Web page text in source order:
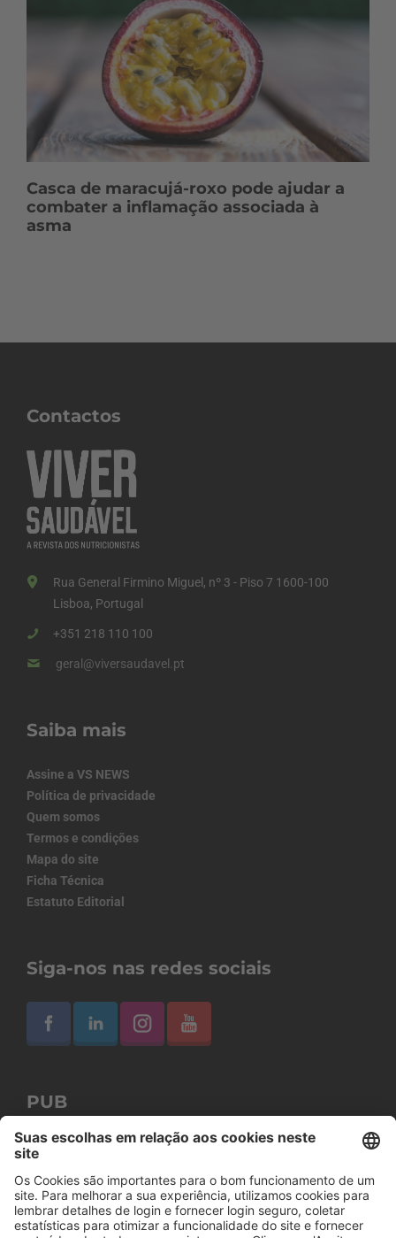
Casca de maracujá-roxo pode ajudar a
combater a inflamação associada à
asma
Contactos
Rua General Firmino Miguel, nº 3 - Piso 7 1600-100
Lisboa, Portugal
+351 218 110 100
geral@viversaudavel.pt
Saiba mais
Assine a VS NEWS
Política de privacidade
Quem somos
Termos e condições
Mapa do site
Ficha Técnica
Estatuto Editorial
Siga-nos nas redes sociais
PUB